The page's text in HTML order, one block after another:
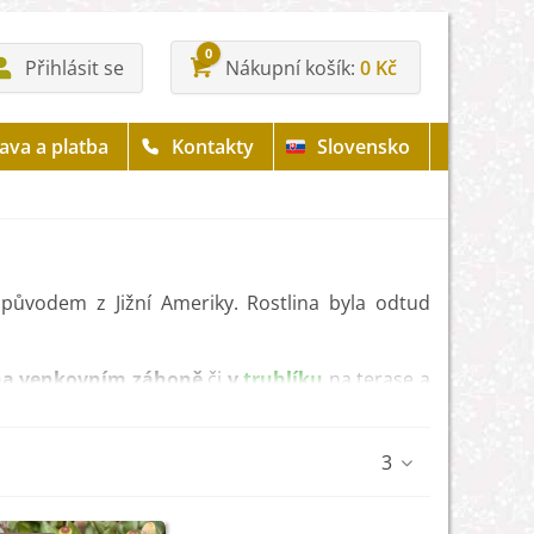
Přihlásit se
0
Nákupní košík 0 Kč
a platba Kontakty
Slovensko
z Jižní Ameriky. Rostlina byla odtud
venkovním záhoně či vtruhlíku na terase a
žlutou
3